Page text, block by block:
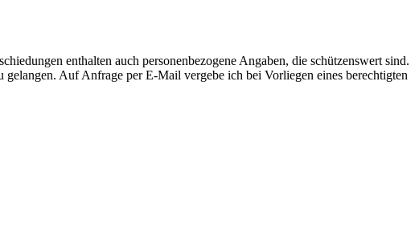
enthalten auch personenbezogene Angaben, die schützenswert sind.
Auf Anfrage per E-Mail vergebe ich bei Vorliegen eines berechtigten